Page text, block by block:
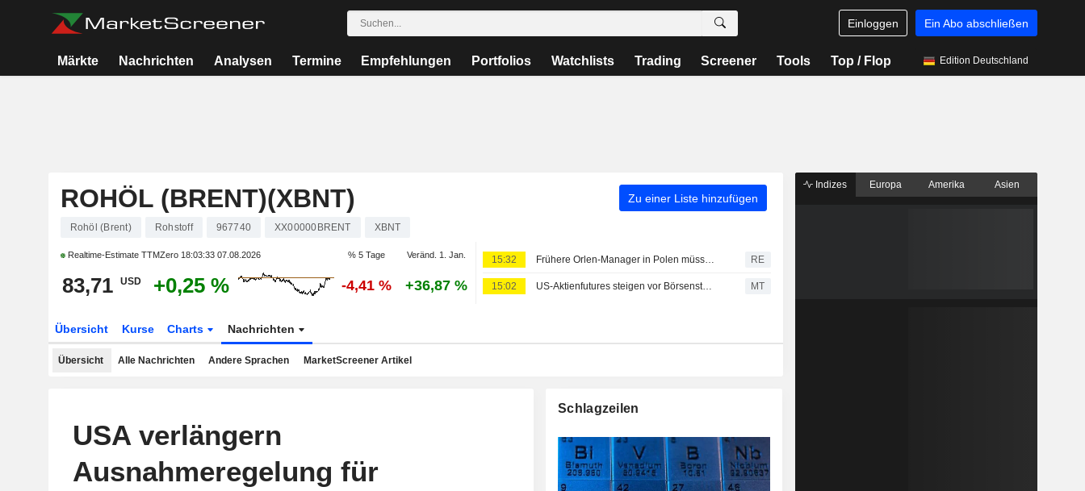
Einloggen Ein Abo abschließen
Märkte Nachrichten Analysen Termine Empfehlungen Portfolios Watchlists Trading Screener Tools Top / Flop Edition Deutschland
ROHÖL (BRENT)(XBNT) Zu einer Liste hinzufügen
Rohöl (Brent) Rohstoff 967740 XX00000BRENT XBNT
Realtime-Estimate TTMZero 18:03:33 07.08.2026 % 5 Tage Veränd. 1. Jan.
83,71 USD +0,25 % -4,41 % +36,87 %
15:32 Frühere Orlen-Manager in Polen müssen sich wegen Verlusten aus Ölgeschäften vor Gericht verantworten RE
15:02 US-Aktienfutures steigen vor Börsenstart, Anleger bewerten Arbeitsmarktbericht und verfolgen Entwicklungen im Nahen Osten MT
Übersicht Kurse Charts Nachrichten
Übersicht Alle Nachrichten Andere Sprachen MarketScreener Artikel
USA verlängern
Ausnahmeregelung für
Schlagzeilen
Indizes Europa Amerika Asien